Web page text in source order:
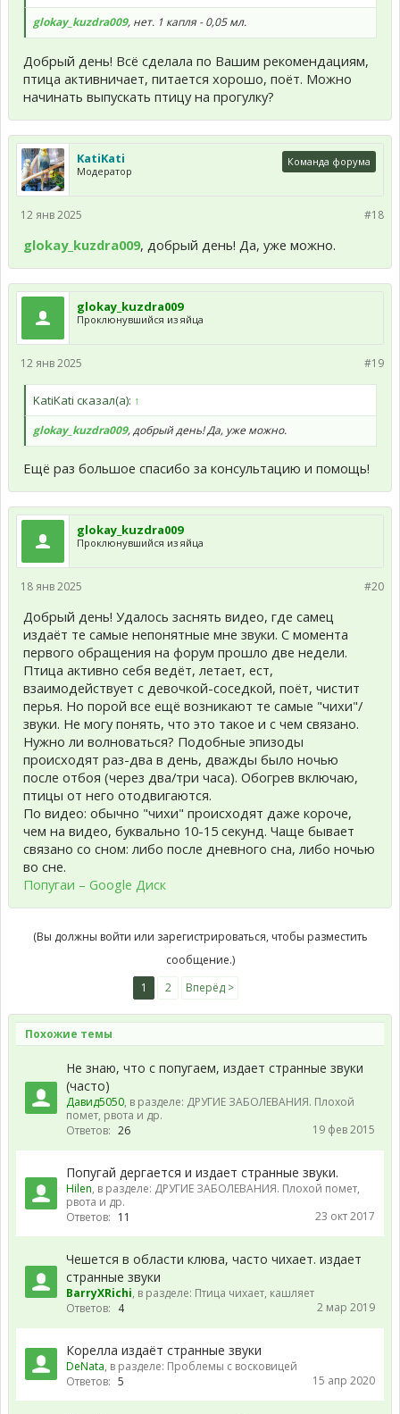
glokay_kuzdra009, нет. 1 капля - 0,05 мл.
Добрый день! Всё сделала по Вашим рекомендациям,
птица активничает, питается хорошо, поёт. Можно
начинать выпускать птицу на прогулку?
KatiKati
Модератор
Команда форума
#18
12 янв 2025
glokay_kuzdra009, добрый день! Да, уже можно.
glokay_kuzdra009
Проклюнувшийся из яйца
#19
12 янв 2025
KatiKati сказал(а): ↑
glokay_kuzdra009, добрый день! Да, уже можно.
Ещё раз большое спасибо за консультацию и помощь!
glokay_kuzdra009
Проклюнувшийся из яйца
#20
18 янв 2025
Добрый день! Удалось заснять видео, где самец
издаёт те самые непонятные мне звуки. С момента
первого обращения на форум прошло две недели.
Птица активно себя ведёт, летает, ест,
взаимодействует с девочкой-соседкой, поёт, чистит
перья. Но порой все ещё возникают те самые "чихи"/
звуки. Не могу понять, что это такое и с чем связано.
Нужно ли волноваться? Подобные эпизоды
происходят раз-два в день, дважды было ночью
после отбоя (через два/три часа). Обогрев включаю,
птицы от него отодвигаются.
По видео: обычно "чихи" происходят даже короче,
чем на видео, буквально 10-15 секунд. Чаще бывает
связано со сном: либо после дневного сна, либо ночью
во сне.
Попугаи – Google Диск
(Вы должны войти или зарегистрироваться, чтобы разместить
сообщение.)
1
2 Вперёд >
Похожие темы
Не знаю, что с попугаем, издает странные звуки
(часто)
Давид5050, в разделе: ДРУГИЕ ЗАБОЛЕВАНИЯ. Плохой
помет, рвота и др.
Ответов: 26 19 фев 2015
Попугай дергается и издает странные звуки.
Hilen, в разделе: ДРУГИЕ ЗАБОЛЕВАНИЯ. Плохой помет,
рвота и др.
Ответов: 11 23 окт 2017
Чешется в области клюва, часто чихает. издает
странные звуки
BarryXRichi, в разделе: Птица чихает, кашляет
Ответов: 4 2 мар 2019
Корелла издаёт странные звуки
DeNata, в разделе: Проблемы с восковицей
Ответов: 5 15 апр 2020